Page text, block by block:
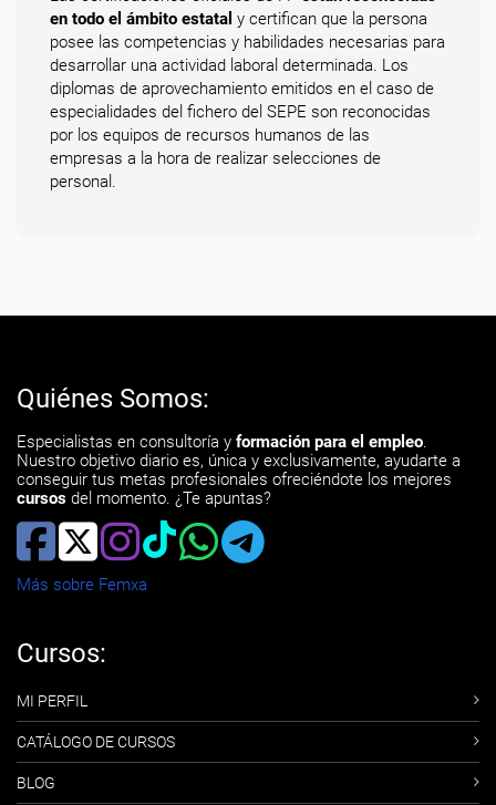
en todo el ámbito estatal y certifican que la persona
posee las competencias y habilidades necesarias para
desarrollar una actividad laboral determinada. Los
diplomas de aprovechamiento emitidos en el caso de
especialidades del fichero del SEPE son reconocidas
por los equipos de recursos humanos de las
empresas a la hora de realizar selecciones de
personal.
Quiénes Somos:
Especialistas en consultoría y formación para el empleo.
Nuestro objetivo diario es, única y exclusivamente, ayudarte a
conseguir tus metas profesionales ofreciéndote los mejores
cursos del momento. ¿Te apuntas?
Más sobre Femxa
Cursos:
MI PERFIL
CATÁLOGO DE CURSOS
BLOG